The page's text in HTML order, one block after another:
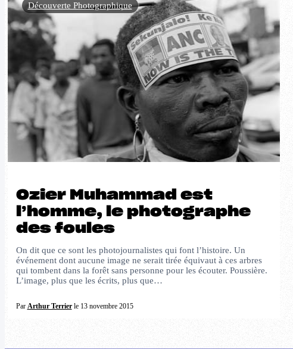
Ozier Muhammad est
l’homme, le photographe
des foules
On dit que ce sont les photojournalistes qui font l’histoire. Un
événement dont aucune image ne serait tirée équivaut à ces arbres
qui tombent dans la forêt sans personne pour les écouter. Poussière.
L’image, plus que les écrits, plus que…
Par Arthur Terrierle 13 novembre 2015
Découverte Photographique